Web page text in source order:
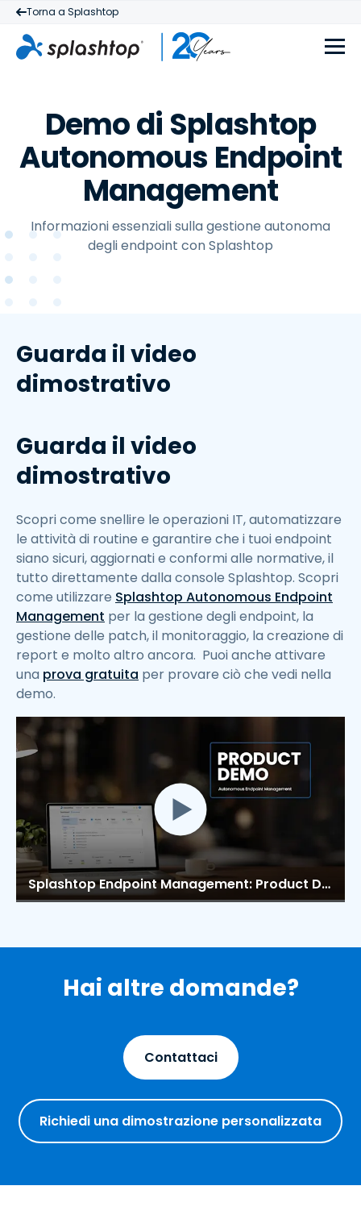
Torna a Splashtop
Demo di Splashtop
Autonomous Endpoint
Management
Informazioni essenziali sulla gestione autonoma
degli endpoint con Splashtop
Guarda il video
dimostrativo
Guarda il video
dimostrativo
Scopri come snellire le operazioni IT, automatizzare
le attività di routine e garantire che i tuoi endpoint
siano sicuri, aggiornati e conformi alle normative, il
tutto direttamente dalla console Splashtop. Scopri
come utilizzare Splashtop Autonomous Endpoint
Management per la gestione degli endpoint, la
gestione delle patch, il monitoraggio, la creazione di
report e molto altro ancora. Puoi anche attivare
una prova gratuita per provare ciò che vedi nella
demo.
Splashtop Endpoint Management: Product Demo Microsite
Hai altre domande?
Contattaci
Richiedi una dimostrazione personalizzata